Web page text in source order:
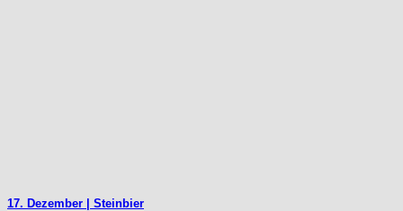
17. Dezember | Steinbier